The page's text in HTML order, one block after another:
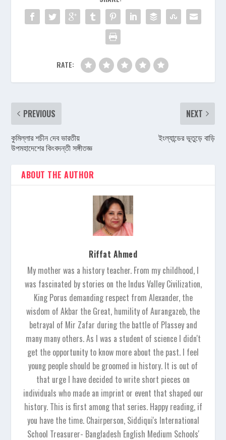
RATE:
PREVIOUS
কুমিল্লার শচীন দেব ভারতীয়
উপমহাদেশের কিংবদন্তী সঙ্গীতজ্ঞ
NEXT
ইংল্যান্ডের ভূতুড়ে বাড়ি
ABOUT THE AUTHOR
Riffat Ahmed
My mother was a history teacher. From my childhood, I
was fascinated by stories on the Indus Valley Civilization,
King Porus demanding respect from Alexander, the
wisdom of Akbar the Great, humility of Aurangazeb, the
betrayal of Mir Zafar during the battle of Plassey and
many many others. As I was a student of science I didn't
get the opportunity to know more about the past. I feel
young people should be groomed in history. It is out of
that urge I have decided to write short pieces on
individuals who made an imprint or event that shaped our
history. This is first among that series. Happy reading, if
you have the time. Chairperson, Siddiqui's International
School Treasurer- Bangladesh English Medium Schools'